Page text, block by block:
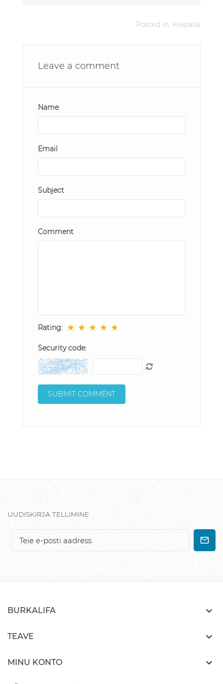
Posted in: Kvepalai
Leave a comment
Name
Email
Subject
Comment
Rating: ★ ★ ★ ★ ★
Security code:
UUDISKIRJA TELLIMINE
BURKALIFA 
TEAVE 
MINU KONTO 